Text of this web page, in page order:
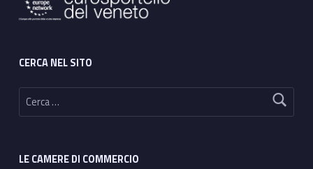
CERCA NEL SITO
Ricerca per:
LE CAMERE DI COMMERCIO